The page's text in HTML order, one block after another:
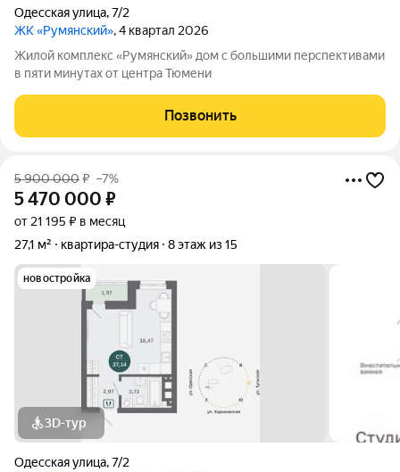
Одесская улица,7/2
ЖК «Румянский», 4 квартал 2026
Жилой комплекс «Румянский» дом с большими перспективами
в пяти минутах от центра Тюмени
Позвонить
5 900 000₽ –7%
5 470 000 ₽
от 21 195 ₽ в месяц
27,1 м²
квартира-студия 8 этаж из 15
новостройка
3D-тур
Одесская улица,7/2